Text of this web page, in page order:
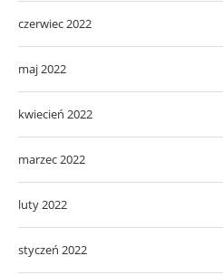
czerwiec 2022
maj 2022
kwiecień 2022
marzec 2022
luty 2022
styczeń 2022